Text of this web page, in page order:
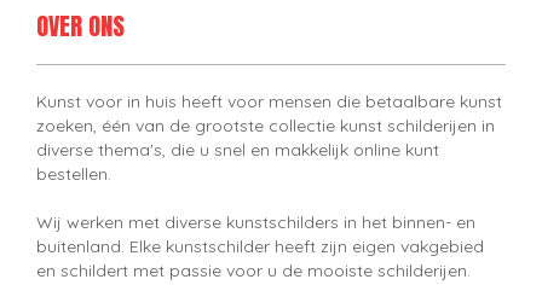
OVER ONS
Kunst voor in huis heeft voor mensen die betaalbare kunst
zoeken, één van de grootste collectie kunst schilderijen in
diverse thema's, die u snel en makkelijk online kunt
bestellen.
Wij werken met diverse kunstschilders in het binnen- en
buitenland. Elke kunstschilder heeft zijn eigen vakgebied
en schildert met passie voor u de mooiste schilderijen.